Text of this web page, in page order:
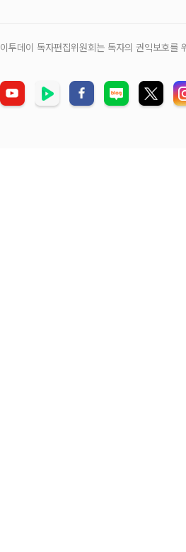
이투데이 독자편집위원회는 독자의 권익보호를